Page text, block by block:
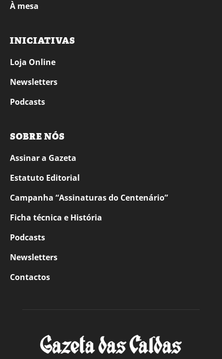
À mesa
INICIATIVAS
Loja Online
Newsletters
Podcasts
SOBRE NÓS
Assinar a Gazeta
Estatuto Editorial
Campanha “Assinaturas do Centenário”
Ficha técnica e História
Podcasts
Newsletters
Contactos